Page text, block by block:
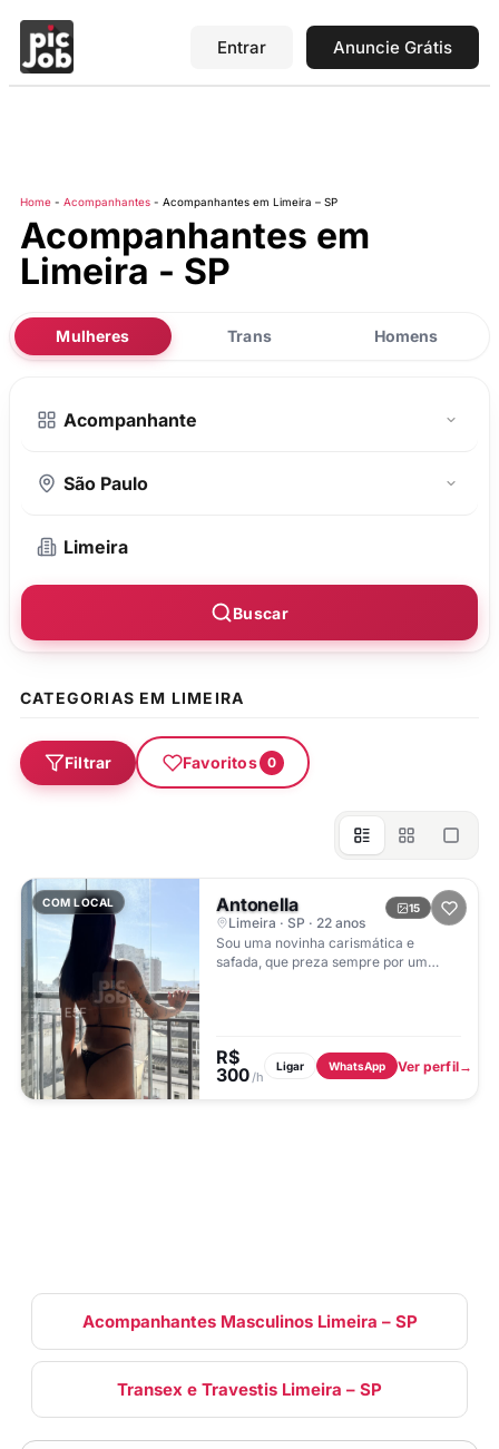
Entrar Anuncie Grátis
Home - Acompanhantes - Acompanhantes em Limeira – SP
Acompanhantes em
Limeira - SP
Mulheres Trans Homens
Buscar
CATEGORIAS EM LIMEIRA
Filtrar Favoritos 0
COM LOCAL 15
Antonella
Limeira · SP · 22 anos
Sou uma novinha carismática e
safada, que preza sempre por um
R$
300/h
Ligar WhatsApp Ver perfil
Acompanhantes Masculinos Limeira – SP
Transex e Travestis Limeira – SP